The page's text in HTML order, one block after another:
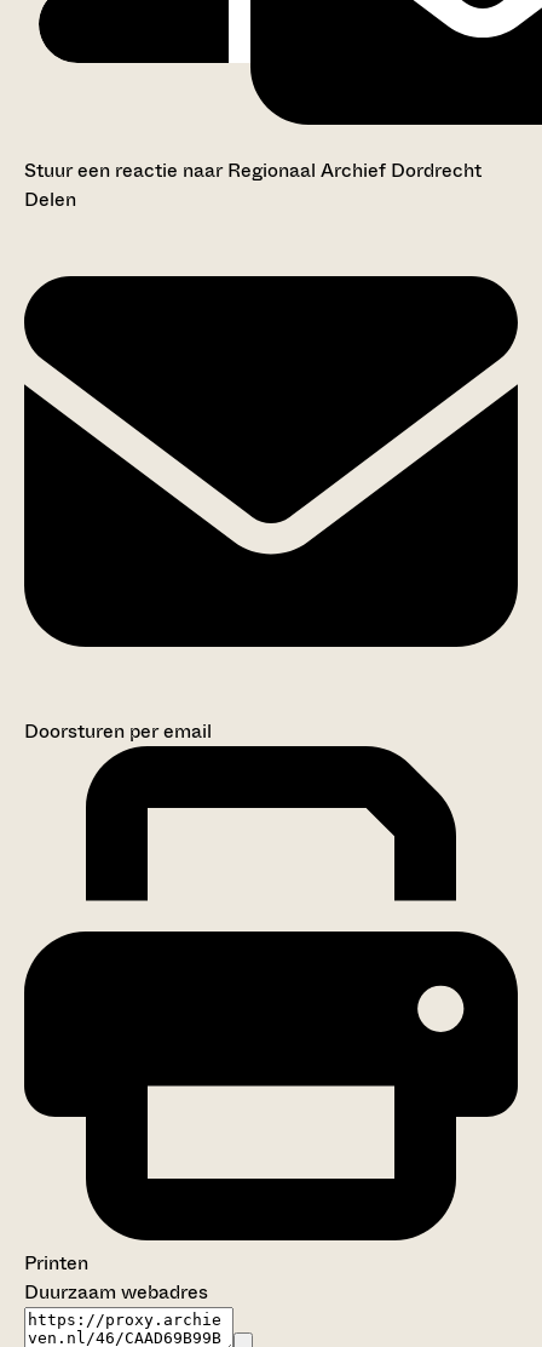
Stuur een reactie naar Regionaal Archief Dordrecht
Delen
Doorsturen per email
Printen
Duurzaam webadres